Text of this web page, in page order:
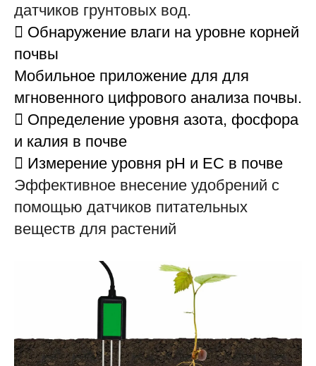
датчиков грунтовых вод.
 Обнаружение влаги на уровне корней
почвы
Мобильное приложение для для
мгновенного цифрового анализа почвы.
 Определение уровня азота, фосфора
и калия в почве
 Измерение уровня pH и ЕС в почве
Эффективное внесение удобрений с
помощью датчиков питательных
веществ для растений